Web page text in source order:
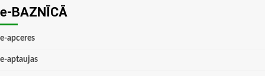
e-BAZNĪCĀ
e-apceres
e-aptaujas